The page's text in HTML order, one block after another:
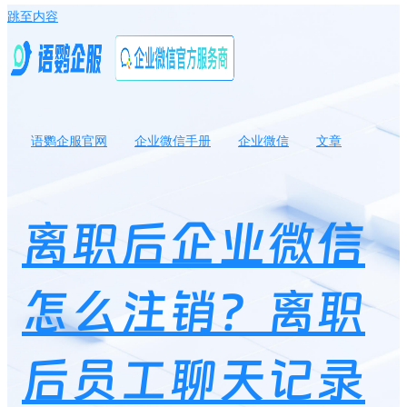
跳至内容
语鹦企服官网 企业微信手册 企业微信
文章
离职后企业微信
怎么注销？离职
后员工聊天记录